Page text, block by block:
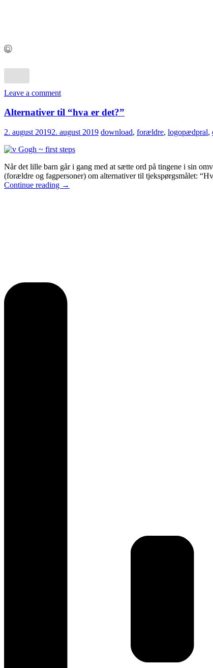
Leave a comment
Alternativer til “hva er det?”
2. august 20192. august 2019 download, forældre, logopædpral,
Når det lille barn går i gang med at sætte ord på tingene i sin
(forældre og fagpersoner) om alternativer til tjekspørgsmålet:
Continue reading →